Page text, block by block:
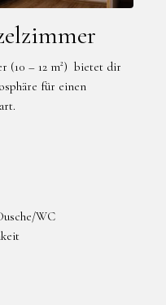
(10 – 12 m²) bietet dir
für einen
WC